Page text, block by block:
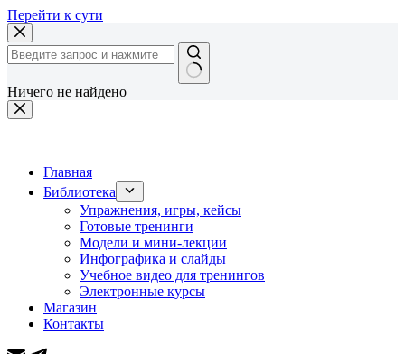
Перейти к сути
Ничего не найдено
Главная
Библиотека
Упражнения, игры, кейсы
Готовые тренинги
Модели и мини-лекции
Инфографика и слайды
Учебное видео для тренингов
Электронные курсы
Магазин
Контакты